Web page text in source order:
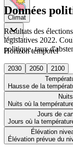
Climat
Horizon temporel
2030 2050
2100
Hausse de la
Nuits où la
Jours de
Jours où la
Élévation
Élévation prévue du
Données
Résultats des
législatives 2022.
politique, taux